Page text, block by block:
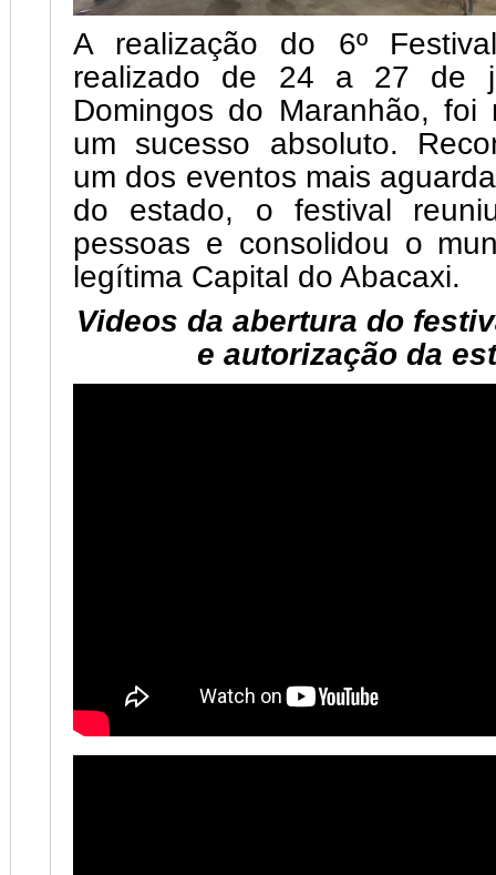
A realização do 6º
realizado de 24 a 27 de
Domingos do Maranhão, foi
um sucesso absoluto.
um dos eventos mais
do estado, o festival
pessoas e consolidou o
legítima Capital do Abacaxi.
Videos da abertura do
e autorização da